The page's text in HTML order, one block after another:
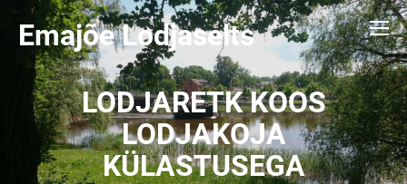
Emajõe Lodjaselts
LODJARETK KOOS
LODJAKOJA
KÜLASTUSEGA